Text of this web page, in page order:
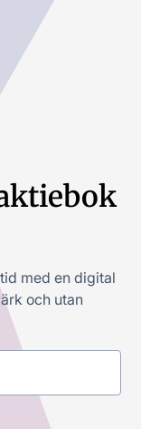
med en digital
och utan